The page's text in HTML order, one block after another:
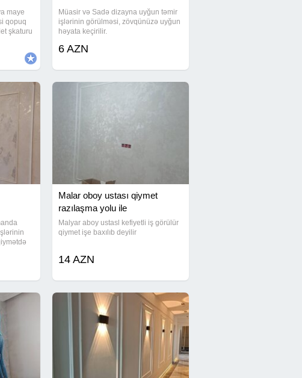
maye
qopuq
şkaturu
Müasir və Sadə dizayna uyğun təmir
işlərinin görülməsi, zövqünüzə uyğun
həyata keçirilir.
6 AZN
Malar oboy ustası qiymet
razılaşma yolu ile
Malyar aboy ustasl kefiyetli iş görülür
qiymet işe baxılıb deyilir
14 AZN